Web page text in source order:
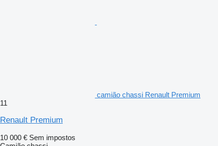
camião chassi Renault Premium
11
Renault Premium
10 000 € Sem impostos